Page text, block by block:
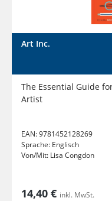
Art Inc.
The Essential Guide
Artist
EAN:9781452128269
Sprache: Englisch
Von/Mit: Lisa Congdon
14,40 € inkl. MwSt.